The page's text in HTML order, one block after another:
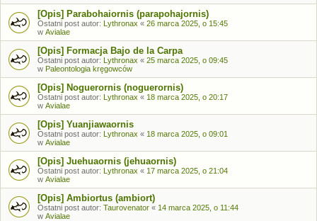
[Opis] Parabohaiornis (parapohajornis)
Ostatni post autor: Lythronax « 26 marca 2025, o 15:45
w Avialae
[Opis] Formacja Bajo de la Carpa
Ostatni post autor: Lythronax « 25 marca 2025, o 09:45
w Paleontologia kręgowców
[Opis] Noguerornis (noguerornis)
Ostatni post autor: Lythronax « 18 marca 2025, o 20:17
w Avialae
[Opis] Yuanjiawaornis
Ostatni post autor: Lythronax « 18 marca 2025, o 09:01
w Avialae
[Opis] Juehuaornis (jehuaornis)
Ostatni post autor: Lythronax « 17 marca 2025, o 21:04
w Avialae
[Opis] Ambiortus (ambiort)
Ostatni post autor: Taurovenator « 14 marca 2025, o 11:44
w Avialae